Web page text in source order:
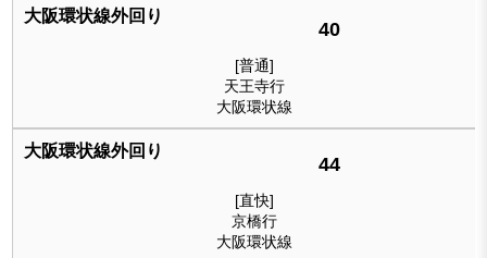
40
[普通]
天王寺行
大阪環状線
44
[直快]
京橋行
大阪環状線